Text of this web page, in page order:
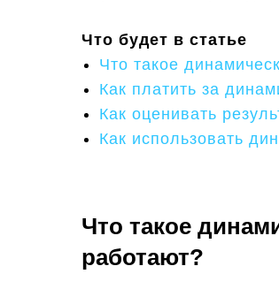
Что будет в статье
Что такое
Как платить за
Как оценивать
Как использовать
Что такое
работают?